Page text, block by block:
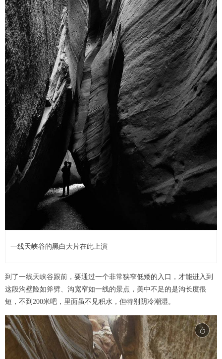
一线天峡谷的黑白大片在此上演
到了一线天峡谷跟前，要通过一个非常狭窄低矮的入口，才能进入到
这段沟壁险如斧劈、沟宽窄如一线的景点，美中不足的是沟长度很
短，不到200米吧，里面虽不见积水，但特别阴冷潮湿。